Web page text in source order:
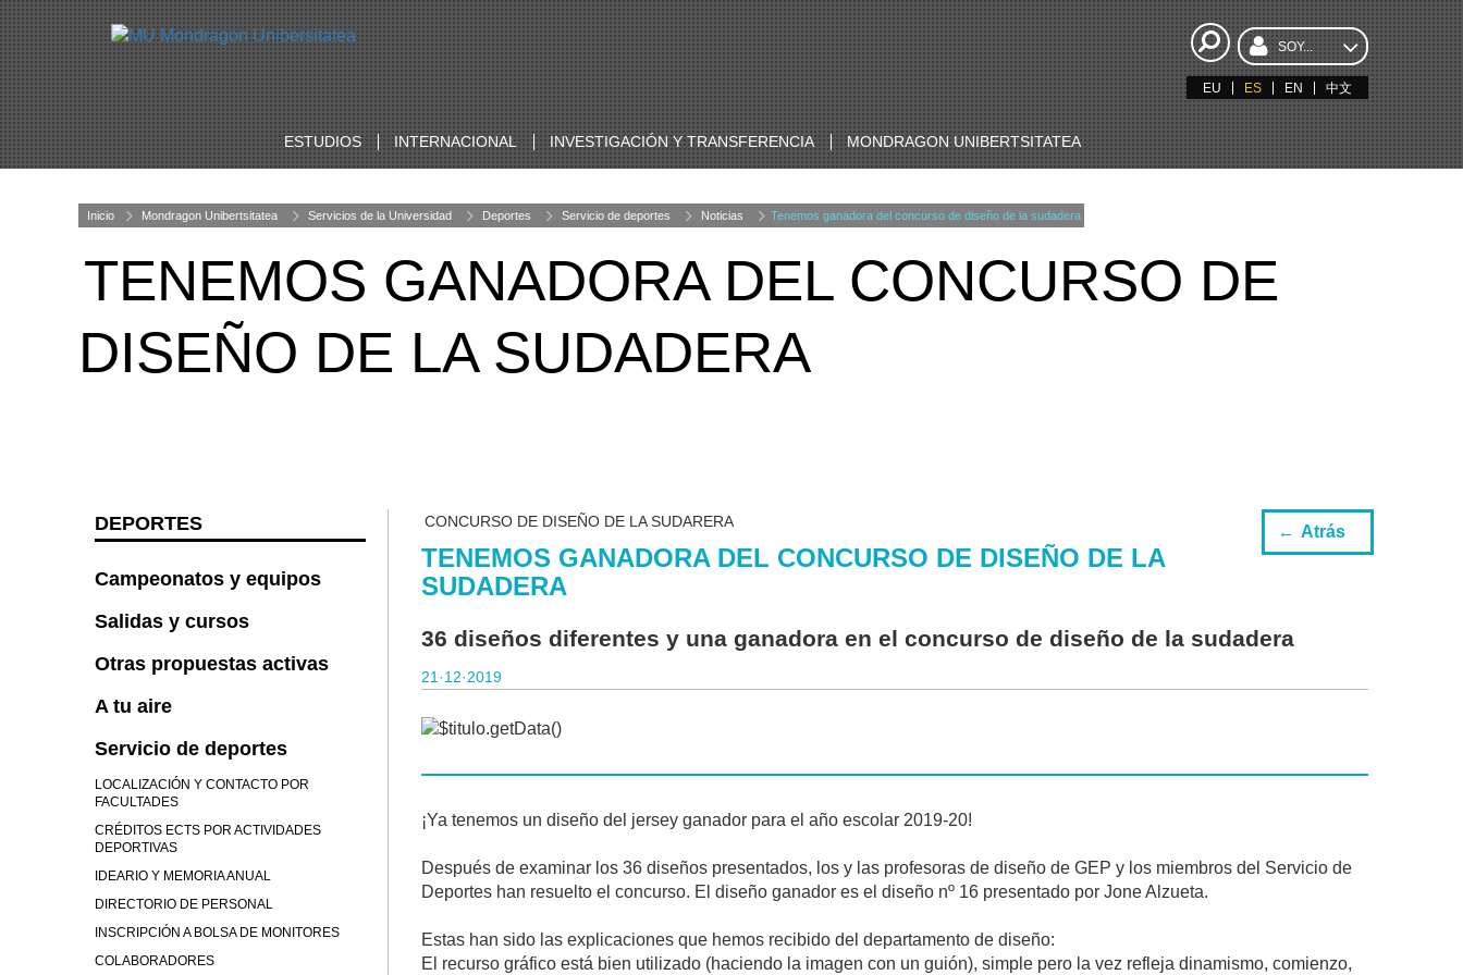
SOY...
EU ES EN 中文
ESTUDIOS INTERNACIONAL INVESTIGACIÓN Y TRANSFERENCIA MONDRAGON UNIBERTSITATEA
Inicio Mondragon Unibertsitatea Servicios de la Universidad Deportes Servicio de deportes Noticias Tenemos ganadora del concurso de diseño de la sudadera
TENEMOS GANADORA DEL CONCURSO DE
DISEÑO DE LA SUDADERA
Atrás
CONCURSO DE DISEÑO DE LA SUDARERA
TENEMOS GANADORA DEL CONCURSO DE DISEÑO DE LA
SUDADERA
36 diseños diferentes y una ganadora en el concurso de diseño de la sudadera
21·12·2019
¡Ya tenemos un diseño del jersey ganador para el año escolar 2019-20!
Después de examinar los 36 diseños presentados, los y las profesoras de diseño de GEP y los miembros del Servicio de
Deportes han resuelto el concurso. El diseño ganador es el diseño nº 16 presentado por Jone Alzueta.
Estas han sido las explicaciones que hemos recibido del departamento de diseño:
El recurso gráfico está bien utilizado (haciendo la imagen con un guión), simple pero la vez refleja dinamismo, comienzo,
DEPORTES
Campeonatos y equipos
Salidas y cursos
Otras propuestas activas
A tu aire
Servicio de deportes
LOCALIZACIÓN Y CONTACTO POR
FACULTADES
CRÉDITOS ECTS POR ACTIVIDADES
DEPORTIVAS
IDEARIO Y MEMORIA ANUAL
DIRECTORIO DE PERSONAL
INSCRIPCIÓN A BOLSA DE MONITORES
COLABORADORES